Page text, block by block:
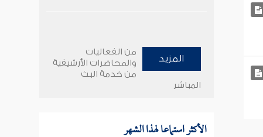
المزيد
من الفعاليات
والمحاضرات الأرشيفية
من خدمة البث
المباشر
الأكثر استماعا لهذا الشهر